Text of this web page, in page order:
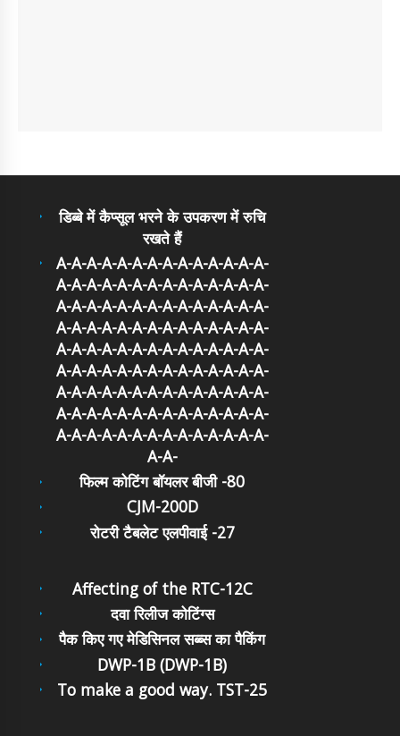
डिब्बे में कैप्सूल भरने के उपकरण में रुचि
रखते हैं
A-A-A-A-A-A-A-A-A-A-A-A-A-A-
A-A-A-A-A-A-A-A-A-A-A-A-A-A-
A-A-A-A-A-A-A-A-A-A-A-A-A-A-
A-A-A-A-A-A-A-A-A-A-A-A-A-A-
A-A-A-A-A-A-A-A-A-A-A-A-A-A-
A-A-A-A-A-A-A-A-A-A-A-A-A-A-
A-A-A-A-A-A-A-A-A-A-A-A-A-A-
A-A-A-A-A-A-A-A-A-A-A-A-A-A-
A-A-A-A-A-A-A-A-A-A-A-A-A-A-
A-A-
फिल्म कोटिंग बॉयलर बीजी -80
CJM-200D
रोटरी टैबलेट एलपीवाई -27
Affecting of the RTC-12C
दवा रिलीज कोटिंग्स
पैक किए गए मेडिसिनल सब्ब्स का पैकिंग
DWP-1B (DWP-1B)
To make a good way. TST-25